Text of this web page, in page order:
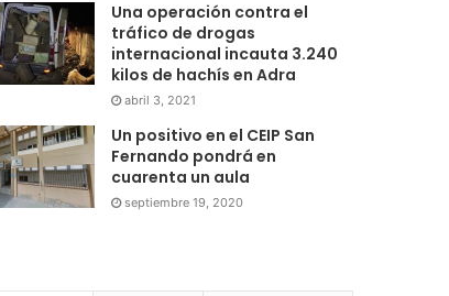
Una operación contra el
tráfico de drogas
internacional incauta 3.240
kilos de hachís en Adra
abril 3, 2021
Un positivo en el CEIP San
Fernando pondrá en
cuarenta un aula
septiembre 19, 2020